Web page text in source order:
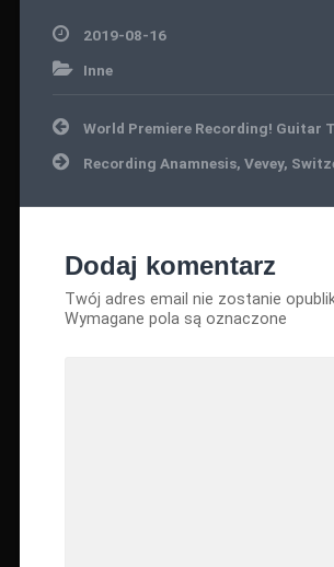
2019-08-16
Inne
Nawigacja
wpisu
World Premiere Recording! Guitar
Recording Anamnesis, Vevey,
Dodaj komentarz
Twój adres email nie zostanie
Wymagane pola są oznaczone